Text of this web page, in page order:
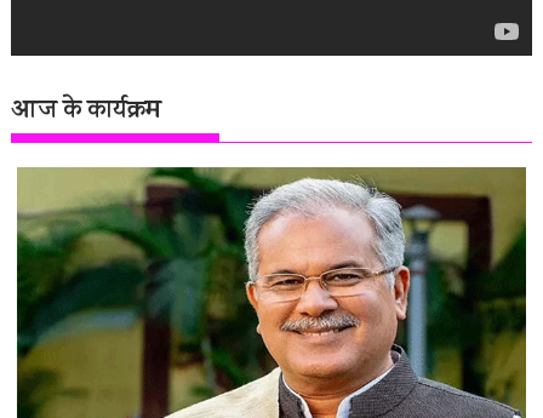
आज के कार्यक्रम